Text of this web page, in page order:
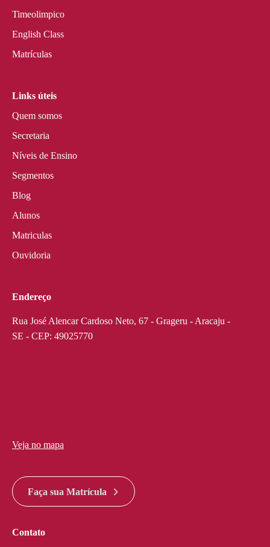
Timeolimpico
English Class
Matrículas
Links úteis
Quem somos
Secretaria
Níveis de Ensino
Segmentos
Blog
Alunos
Matriculas
Ouvidoria
Endereço
Rua José Alencar Cardoso Neto, 67 - Grageru - Aracaju -
SE - CEP: 49025770
Veja no mapa
Faça sua Matrícula
Contato